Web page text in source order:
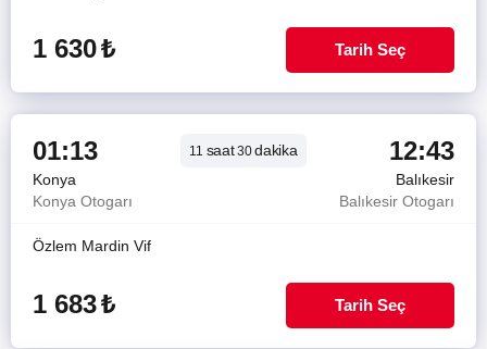
1 630₺ Tarih Seç
01:13 11 saat30dakika 12:43
Konya
Balıkesir
Konya Otogarı
Balıkesir Otogarı
Özlem Mardin Vif
1 683₺ Tarih Seç